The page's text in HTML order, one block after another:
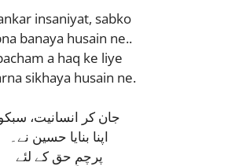
insaniyat, sabko
banaya husain ne..
a haq ke liye
sikhaya husain ne.
جان کر انسانیت،
اپنا بنایا حسین نے۔
پرچمِ حق کے لئے